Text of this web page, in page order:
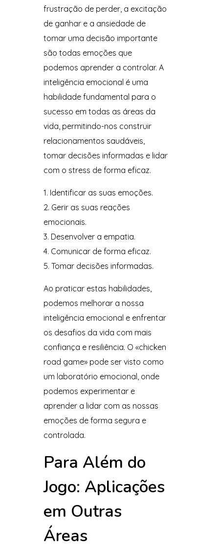
frustração de perder, a excitação
de ganhar e a ansiedade de
tomar uma decisão importante
são todas emoções que
podemos aprender a controlar. A
inteligência emocional é uma
habilidade fundamental para o
sucesso em todas as áreas da
vida, permitindo-nos construir
relacionamentos saudáveis,
tomar decisões informadas e lidar
com o stress de forma eficaz.
Identificar as suas emoções.
Gerir as suas reações
emocionais.
Desenvolver a empatia.
Comunicar de forma eficaz.
Tomar decisões informadas.
Ao praticar estas habilidades,
podemos melhorar a nossa
inteligência emocional e enfrentar
os desafios da vida com mais
confiança e resiliência. O «chicken
road game» pode ser visto como
um laboratório emocional, onde
podemos experimentar e
aprender a lidar com as nossas
emoções de forma segura e
controlada.
Para Além do
Jogo: Aplicações
em Outras
Áreas